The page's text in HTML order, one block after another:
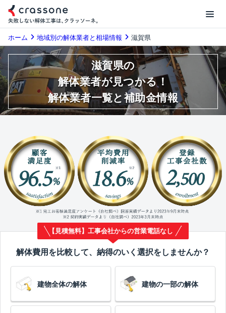
ホーム 地域別の解体業者と相場情報 滋賀県
滋賀県の
解体業者が見つかる！
解体業者一覧と補助金情報
【見積無料】工事会社からの営業電話なし
解体費用を比較して、納得のいく選択をしませんか？
建物全体の解体 建物の一部の解体